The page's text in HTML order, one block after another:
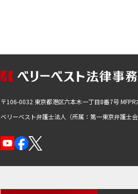
〒106-0032 東京都港区六本木一丁目8番7号
ベリーベスト弁護士法人（所属：第一東京弁護士会